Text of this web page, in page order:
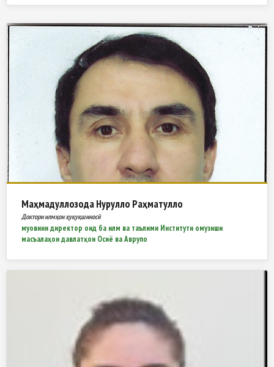
Маҳмадуллозода Нурулло Раҳматулло
Доктори илмҳои ҳуқуқшиносӣ
муовини директор оид ба илм ва таълими Институти омузиши
масъалаҳои давлатҳои Осиё ва Аврупо